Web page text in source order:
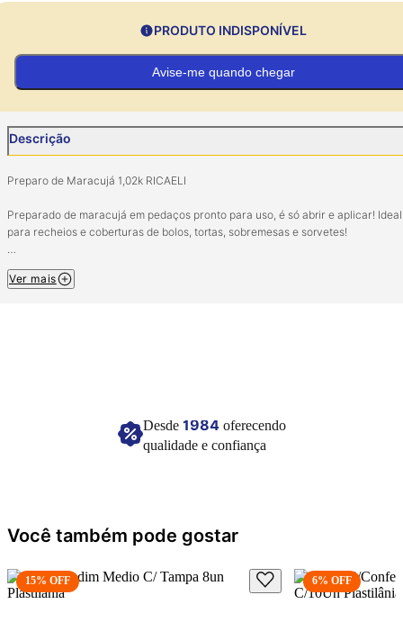
PRODUTO INDISPONÍVEL
Avise-me quando chegar
Descrição
Preparo de Maracujá 1,02k RICAELI
Preparado de maracujá em pedaços pronto para uso, é só abrir e aplicar! Ideal
para recheios e coberturas de bolos, tortas, sobremesas e sorvetes!
xantana, conservador sorbato de potássio. NÃO CONTÉM GLÚTEN.
Ver mais
Desde 1984oferecendo
qualidade e confiança
Você também pode gostar
15% OFF 6% OFF